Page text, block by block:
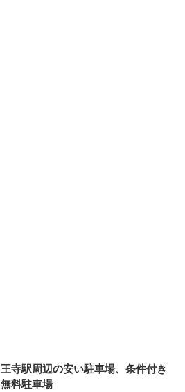
王寺駅周辺の安い駐車場、条件付き
無料駐車場